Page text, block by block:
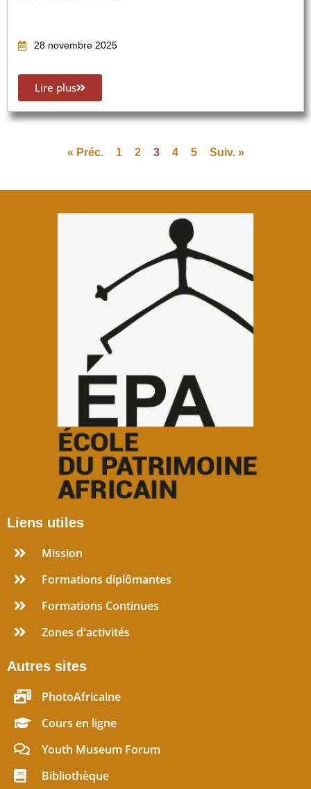
28 novembre 2025
Lire plus
« Préc. 1 2 3 4 5 Suiv. »
Liens utiles
Mission
Formations diplômantes
Formations Continues
Zones d'activités
Autres sites
PhotoAfricaine
Cours en ligne
Youth Museum Forum
Bibliothèque